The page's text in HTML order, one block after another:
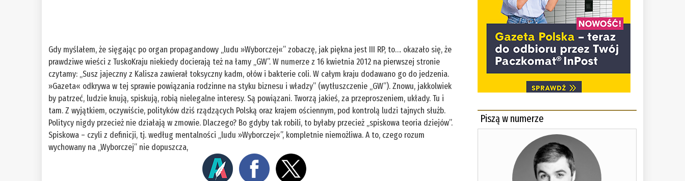
Gdy myślałem, że sięgając po organ propagandowy „ludu »Wyborczej«” zobaczę, jak piękna jest III RP, to… okazało się, że
prawdziwe wieści z TuskoKraju niekiedy docierają też na łamy „GW”. W numerze z 16 kwietnia 2012 na pierwszej stronie
czytamy: „Susz jajeczny z Kalisza zawierał toksyczny kadm, ołów i bakterie coli. W całym kraju dodawano go do jedzenia.
»Gazeta« odkrywa w tej sprawie powiązania rodzinne na styku biznesu i władzy” (wytłuszczenie „GW”). Znowu, jakkolwiek
by patrzeć, ludzie knują, spiskują, robią nielegalne interesy. Są powiązani. Tworzą jakieś, za przeproszeniem, układy. Tu i
tam. Z wyjątkiem, oczywiście, polityków dziś rządzących Polską oraz krajem ościennym, pod kontrolą ludzi tajnych służb.
Politycy nigdy przecież nie działają w zmowie. Dlaczego? Bo gdyby tak robili, to byłaby przecież „spiskowa teoria dziejów”.
Spiskowa – czyli z definicji, tj. według mentalności „ludu »Wyborczej«”, kompletnie niemożliwa. A to, czego rozum
wychowany na „Wyborczej” nie dopuszcza,
Piszą w numerze